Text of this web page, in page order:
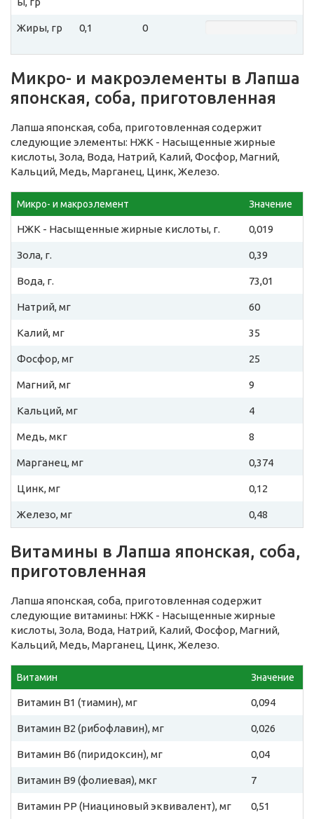
Жиры, гр 0,1 0
Микро- и макроэлементы в Лапша
японская, соба, приготовленная
Лапша японская, соба, приготовленная содержит
следующие элементы: НЖК - Насыщенные жирные
кислоты, Зола, Вода, Натрий, Калий, Фосфор, Магний,
Кальций, Медь, Марганец, Цинк, Железо.
Микро- и макроэлемент Значение
НЖК - Насыщенные жирные кислоты, г. 0,019
Зола, г. 0,39
Вода, г. 73,01
Натрий, мг 60
Калий, мг 35
Фосфор, мг 25
Магний, мг 9
Кальций, мг 4
Медь, мкг 8
Марганец, мг 0,374
Цинк, мг 0,12
Железо, мг 0,48
Витамины в Лапша японская, соба,
приготовленная
Лапша японская, соба, приготовленная содержит
следующие витамины: НЖК - Насыщенные жирные
кислоты, Зола, Вода, Натрий, Калий, Фосфор, Магний,
Кальций, Медь, Марганец, Цинк, Железо.
Витамин Значение
Витамин B1 (тиамин), мг 0,094
Витамин B2 (рибофлавин), мг 0,026
Витамин B6 (пиридоксин), мг 0,04
Витамин B9 (фолиевая), мкг 7
Витамин PP (Ниациновый эквивалент), мг 0,51